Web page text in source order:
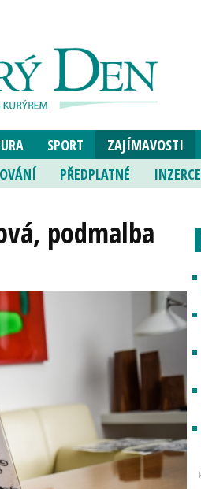
SPORT ZAJÍMAVOSTI
PŘEDPLATNÉ INZERCE
podmalba